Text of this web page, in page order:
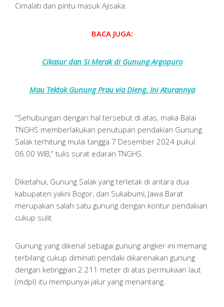
Cimalati dan pintu masuk Ajisaka.
BACA JUGA:
Cikasur dan Si Merak di Gunung Argopuro
Mau Tektok Gunung Prau via Dieng, Ini Aturannya
“Sehubungan dengan hal tersebut di atas, maka Balai
TNGHS memberlakukan penutupan pendakian Gunung
Salak terhitung mulai tangga 7 Desember 2024 pukul
06.00 WIB,” tulis surat edaran TNGHS.
Diketahui, Gunung Salak yang terletak di antara dua
kabupaten yakni Bogor, dan Sukabumi, Jawa Barat
merupakan salah satu gunung dengan kontur pendakian
cukup sulit.
Gunung yang dikenal sebagai gunung angker ini memang
terbilang cukup diminati pendaki dikarenakan gunung
dengan ketinggian 2.211 meter di atas permukaan laut
(mdpl) itu mempunyai jalur yang menantang.